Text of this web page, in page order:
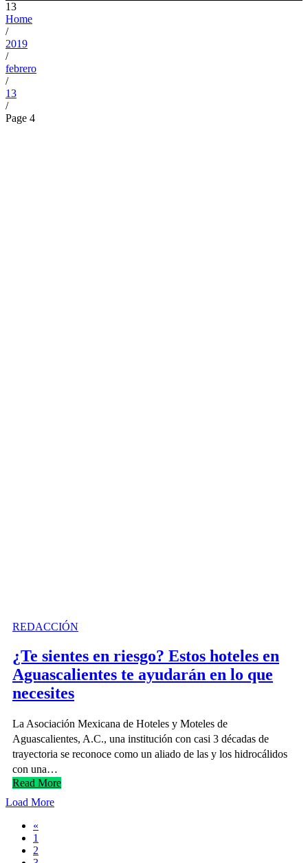
13
Home
/
2019
/
febrero
/
13
/
Page 4
REDACCIÓN
¿Te sientes en riesgo? Estos hoteles en
Aguascalientes te ayudarán en lo que
necesites
La Asociación Mexicana de Hoteles y Moteles de
Aguascalientes, A.C., una institución con casi 3 décadas de
trayectoria se reconoce como un aliado de las y los hidrocálidos
con una…
Read More
Load More
«
1
2